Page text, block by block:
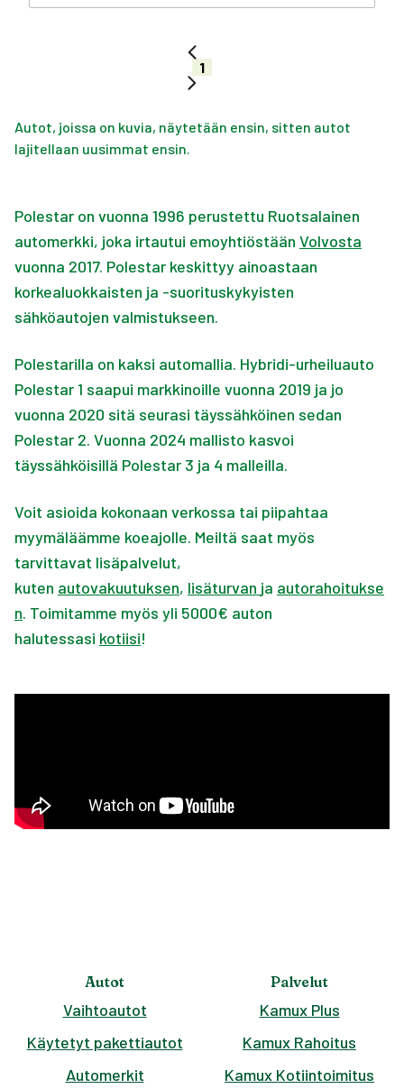
1
Autot, joissa on kuvia, näytetään ensin, sitten autot
lajitellaan uusimmat ensin.
Polestar on vuonna 1996 perustettu Ruotsalainen
automerkki, joka irtautui emoyhtiöstään Volvosta
vuonna 2017. Polestar keskittyy ainoastaan
korkealuokkaisten ja -suorituskykyisten
sähköautojen valmistukseen.
Polestarilla on kaksi automallia. Hybridi-urheiluauto
Polestar 1 saapui markkinoille vuonna 2019 ja jo
vuonna 2020 sitä seurasi täyssähköinen sedan
Polestar 2. Vuonna 2024 mallisto kasvoi
täyssähköisillä Polestar 3 ja 4 malleilla.
Voit asioida kokonaan verkossa tai piipahtaa
myymäläämme koeajolle. Meiltä saat myös
tarvittavat lisäpalvelut,
kuten autovakuutuksen, lisäturvan ja autorahoitukse
n. Toimitamme myös yli 5000€ auton
halutessasi kotiisi!
Autot
Vaihtoautot
Käytetyt pakettiautot
Automerkit
Palvelut
Kamux Plus
Kamux Rahoitus
Kamux Kotiintoimitus